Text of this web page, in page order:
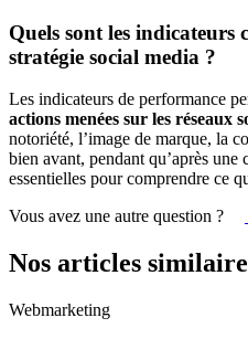
Quels sont les indicateurs
stratégie social media ?
Les indicateurs de performance
actions menées sur les réseaux
notoriété, l’image de marque, la
bien avant, pendant qu’après une
essentielles pour comprendre ce
Vous avez une autre question ?
Nos articles
Webmarketing